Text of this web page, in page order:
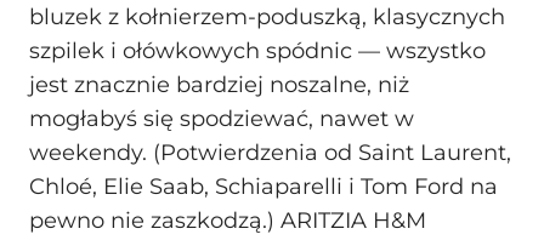
bluzek z kołnierzem-poduszką, klasycznych
szpilek i ołówkowych spódnic — wszystko
jest znacznie bardziej noszalne, niż
mogłabyś się spodziewać, nawet w
weekendy. (Potwierdzenia od Saint Laurent,
Chloé, Elie Saab, Schiaparelli i Tom Ford na
pewno nie zaszkodzą.) ARITZIA H&M